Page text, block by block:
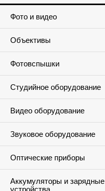
Фото и видео
Объективы
Фотовспышки
Студийное оборудование
Видео оборудование
Звуковое оборудование
Оптические приборы
Аккумуляторы и зарядные